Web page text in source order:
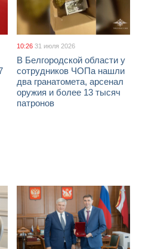
10:26 31 июля 2026
В Белгородской области у
сотрудников ЧОПа нашли
два гранатомета, арсенал
оружия и более 13 тысяч
патронов